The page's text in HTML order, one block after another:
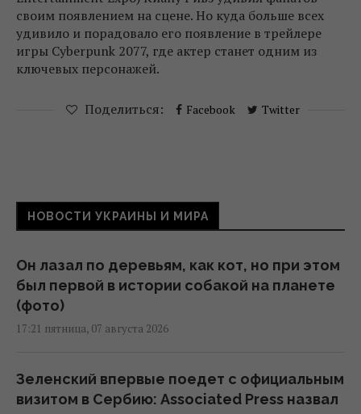
своим появлением на сцене. Но куда больше всех
удивило и порадовало его появление в трейлере
игры Cyberpunk 2077, где актер станет одним из
ключевых персонажей.
Поделиться: Facebook Twitter
НОВОСТИ УКРАИНЫ И МИРА
Он лазал по деревьям, как кот, но при этом
был первой в истории собакой на планете
(фото)
17:21 пятница, 07 августа 2026
Зеленский впервые поедет с официальным
визитом в Сербию: Associated Press назвал